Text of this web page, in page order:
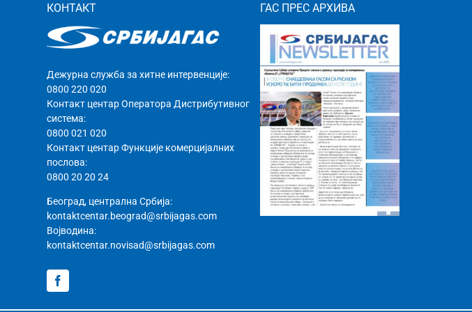
КОНТАКТ
Дежурна служба за хитне интервенције:
0800 220 020
Контакт центар Оператора Дистрибутивног
система:
0800 021 020
Контакт центар Функције комерцијалних
послова:
0800 20 20 24
Београд, централна Србија:
kontaktcentar.beograd@srbijagas.com
Војводина:
kontaktcentar.novisad@srbijagas.com
ГАС ПРЕС АРХИВА